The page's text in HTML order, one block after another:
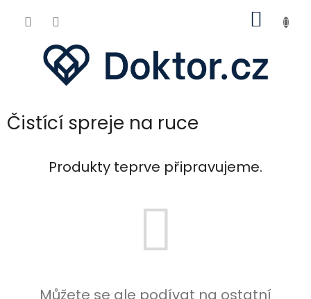
Čistící spreje na ruce
Produkty teprve připravujeme.
Můžete se ale podívat na ostatní